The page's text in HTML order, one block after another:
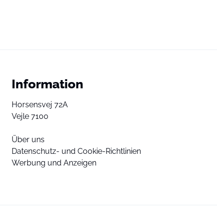
Information
Horsensvej 72A
Vejle 7100
Über uns
Datenschutz- und Cookie-Richtlinien
Werbung und Anzeigen